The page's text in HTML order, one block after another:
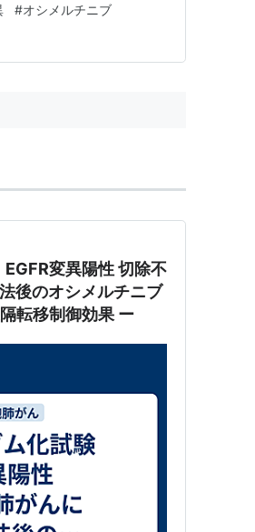
#オシメルチニブ
変異陽性 切除不
後のオシメルチニブ
転移制御効果 ー